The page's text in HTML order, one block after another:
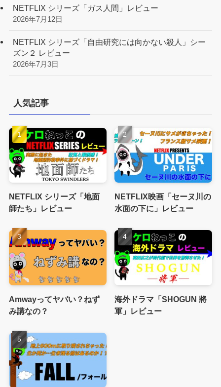
NETFLIX シリーズ「ガス人間」レビュー
2026年7月12日
NETFLIX シリーズ「自由研究には向かない殺人」シー
ズン２ レビュー
2026年7月3日
人気記事
NETFLIX シリーズ「地面
師たち」レビュー
NETFLIX映画「セーヌ川の
水面の下に」レビュー
Amwayってヤバい？ねず
み講なの？
海外ドラマ「SHOGUN 將
軍」レビュー